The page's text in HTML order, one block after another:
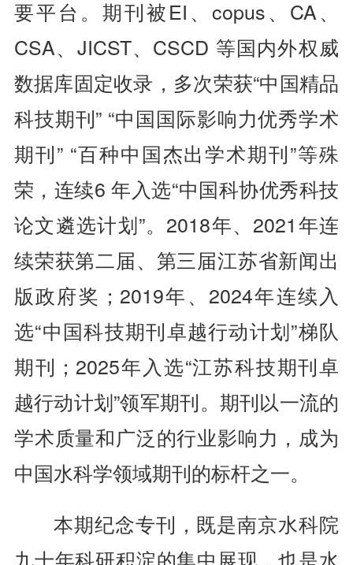
要平台。期刊被EI、copus、CA、
CSA、JICST、CSCD 等国内外权威
数据库固定收录，多次荣获“中国精品
科技期刊” “中国国际影响力优秀学术
期刊” “百种中国杰出学术期刊”等殊
荣，连续6 年入选“中国科协优秀科技
论文遴选计划”。2018年、2021年连
续荣获第二届、第三届江苏省新闻出
版政府奖；2019年、2024年连续入
选“中国科技期刊卓越行动计划”梯队
期刊；2025年入选“江苏科技期刊卓
越行动计划”领军期刊。期刊以一流的
学术质量和广泛的行业影响力，成为
中国水科学领域期刊的标杆之一。
本期纪念专刊，既是南京水科院
九十年科研积淀的集中展现，也是水